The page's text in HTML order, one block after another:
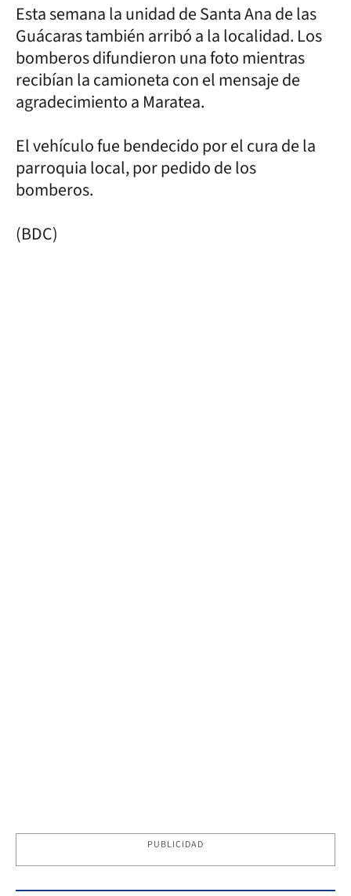
Esta semana la unidad de Santa Ana de las
Guácaras también arribó a la localidad. Los
bomberos difundieron una foto mientras
recibían la camioneta con el mensaje de
agradecimiento a Maratea.
El vehículo fue bendecido por el cura de la
parroquia local, por pedido de los
bomberos.
(BDC)
PUBLICIDAD